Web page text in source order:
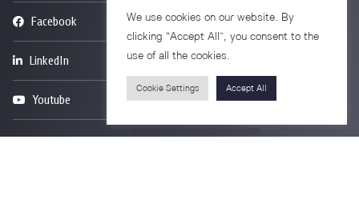
Facebook Psychology CU
LinkedIn
Youtube Psy Talk by Faculty of Psychology Chula
We use cookies on our website. By
clicking “Accept All”, you consent to the
use of all the cookies.
Cookie Settings Accept All